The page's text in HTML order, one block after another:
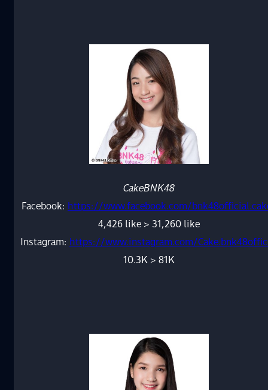
CakeBNK48
Facebook: https://www.facebook.com/
4,426 like > 31,260 like
Instagram:https://www.instagram.com/
10.3K > 81K